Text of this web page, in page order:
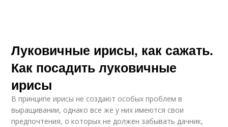
Луковичные ирисы, как сажать.
Как посадить луковичные
ирисы
В принципе ирисы не создают особых проблем в
выращивании, однако все же у них имеются свои
предпочтения, о которых не должен забывать дачник,